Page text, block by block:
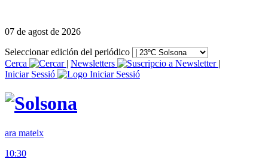
07 de agost de 2026
Seleccionar edición del periódico
Cerca
| Newsletters
|
Iniciar Sessió
ara mateix
10:30